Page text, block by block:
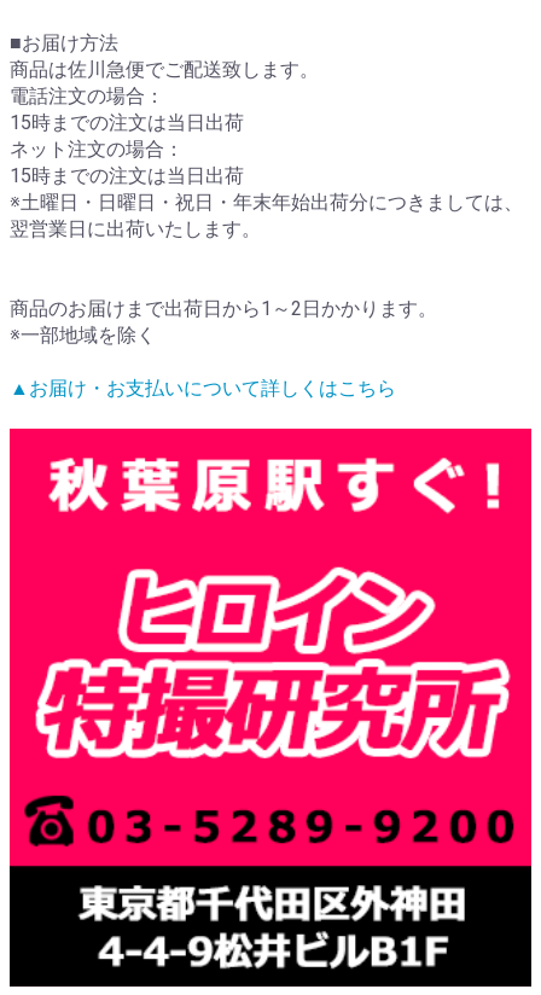
■お届け方法
商品は佐川急便でご配送致します。
電話注文の場合：
15時までの注文は当日出荷
ネット注文の場合：
15時までの注文は当日出荷
※土曜日・日曜日・祝日・年末年始出荷分につきましては、
翌営業日に出荷いたします。
商品のお届けまで出荷日から1～2日かかります。
※一部地域を除く
▲お届け・お支払いについて詳しくはこちら